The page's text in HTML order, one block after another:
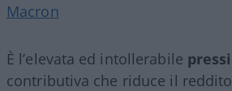
Macron
È l’elevata ed intollerabile
contributiva che riduce il